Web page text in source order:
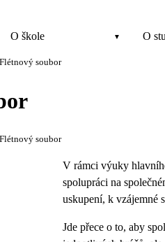
O škole O
Flétnový soubor
Flétnový soubor
V rámci výuky
spolupráci na
uskupení, k vzájemné
Jde přece o to, aby